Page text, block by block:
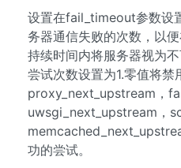
设置在fail_timeout参数设
务器通信失败的次数，以
持续时间内将服务器视为
尝试次数设置为1.零值将禁
proxy_next_upstream，
uwsgi_next_upstream，
功的尝试。